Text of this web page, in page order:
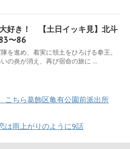
好き！ 【土日イッキ見】北斗
〜86
を進め、着実に領土をひろげる拳王。
の炎が消え、再び宿命の旅に ...
ちら葛飾区亀有公園前派出所
雨上がりのように9話